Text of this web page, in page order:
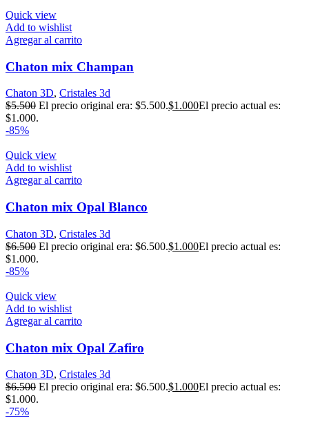
Quick view
Add to wishlist
Agregar al carrito
Chaton mix Champan
Chaton 3D, Cristales 3d
$5.500 El precio original era: $5.500.$1.000El precio actual es:
$1.000.
-85%
Quick view
Add to wishlist
Agregar al carrito
Chaton mix Opal Blanco
Chaton 3D, Cristales 3d
$6.500 El precio original era: $6.500.$1.000El precio actual es:
$1.000.
-85%
Quick view
Add to wishlist
Agregar al carrito
Chaton mix Opal Zafiro
Chaton 3D, Cristales 3d
$6.500 El precio original era: $6.500.$1.000El precio actual es:
$1.000.
-75%